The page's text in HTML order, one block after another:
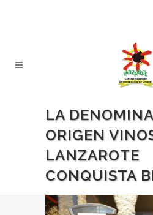
LA
ORIGEN
LANZAROTE
CONQUISTA